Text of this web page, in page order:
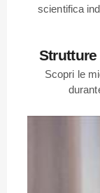
scientifica
Scopri le